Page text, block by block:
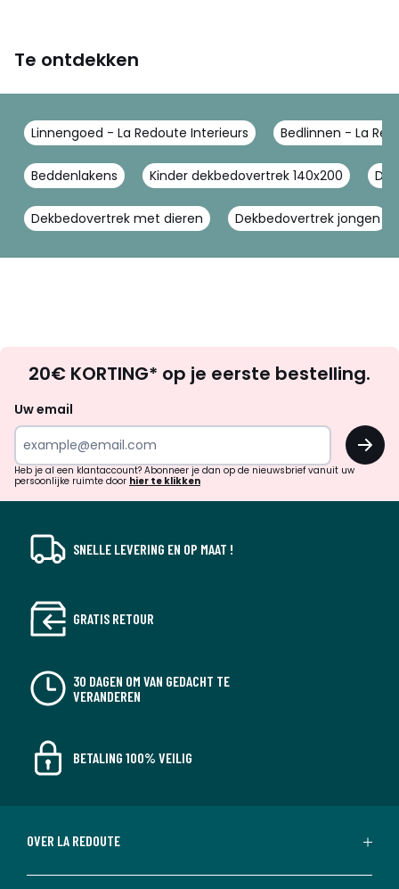
Te ontdekken
Linnengoed - La Redoute Interieurs Bedlinnen - La
Beddenlakens Kinder dekbedovertrek 140x200
Dekbedovertrek met dieren Dekbedovertrek jongen
zoek
inspiratie
verrassingen?
20€ KORTING* op je eerste bestelling.
Uw email
OK
Heb je al een klantaccount? Abonneer je dan op de nieuwsbrief vanuit uw
persoonlijke ruimte door hier te klikken
SNELLE LEVERING EN OP MAAT !
GRATIS RETOUR
30 DAGEN OM VAN GEDACHT TE
VERANDEREN
BETALING 100% VEILIG
OVER LA REDOUTE